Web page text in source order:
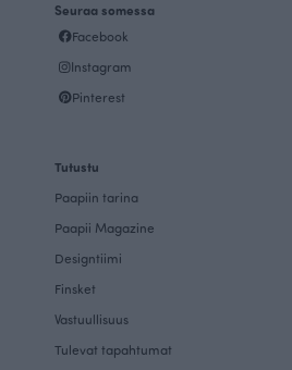
Seuraa somessa
Facebook
Instagram
Pinterest
Tutustu
Paapiin tarina
Paapii Magazine
Designtiimi
Finsket
Vastuullisuus
Tulevat tapahtumat